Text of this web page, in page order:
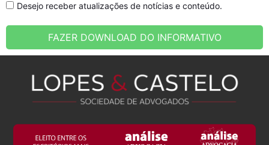
Desejo receber atualizações de notícias e conteúdo.
FAZER DOWNLOAD DO INFORMATIVO